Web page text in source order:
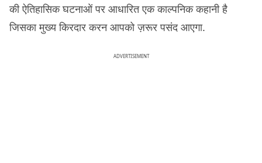
की ऐतिहासिक घटनाओं पर आधारित एक काल्पनिक कहानी है
जिसका मुख्य किरदार करन आपको ज़रूर पसंद आएगा.
ADVERTISEMENT